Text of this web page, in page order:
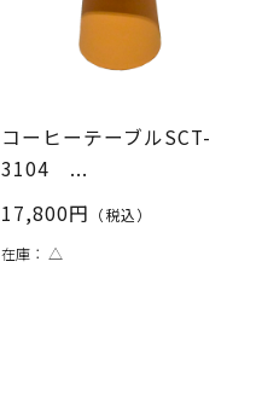
コーヒーテーブルSCT-
3104 ...
17,800円 （税込）
在庫：△